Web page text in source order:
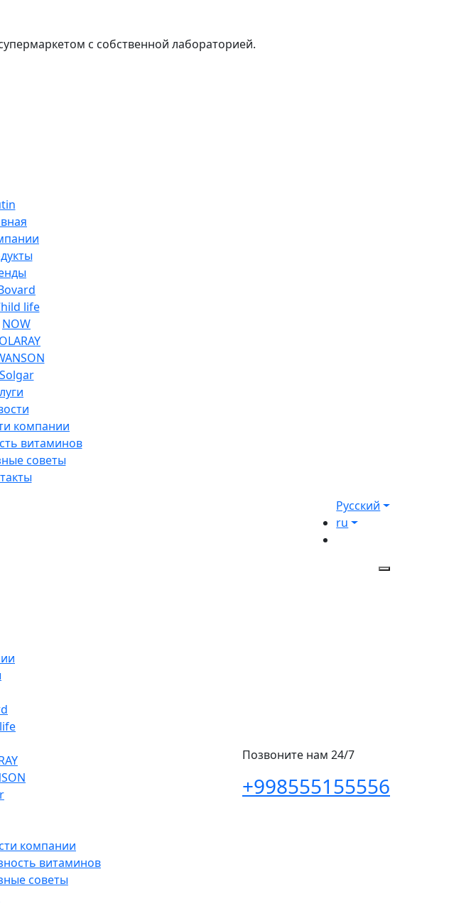
с собственной лабораторией.
life
NOW
Solgar
компании
витаминов
советы
Русский
ru
компании
витаминов
советы
Позвоните нам 24/7
+998555155556